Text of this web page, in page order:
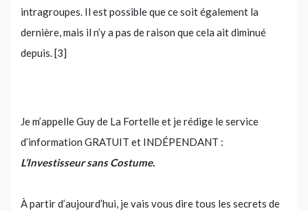
intragroupes. Il est possible que ce soit également la
dernière, mais il n’y a pas de raison que cela ait diminué
depuis. [3]
Je m’appelle Guy de La Fortelle et je rédige le service
d’information GRATUIT et INDÉPENDANT :
L’Investisseur sans Costume.
À partir d’aujourd’hui, je vais vous dire tous les secrets de